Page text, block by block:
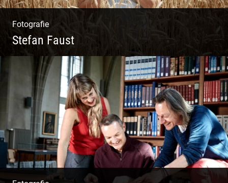
Fotografie
Stefan Faust
Yoga & Meditation